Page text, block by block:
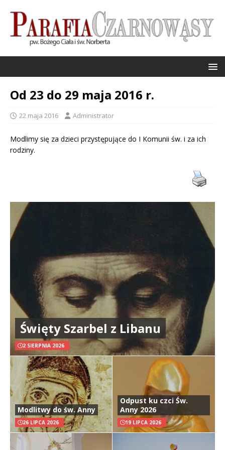
Od 23 do 29 maja 2016 r.
22 maja 2016 Administrator
Modlimy się za dzieci przystępujące do I Komunii św. i za ich
rodziny.
Święty Szarbel z Libanu
2 SIERPNIA 2026
Modlitwy do św. Anny
26 LIPCA 2026
Odpust ku czci Św.
Anny 2026
19 LIPCA 2026